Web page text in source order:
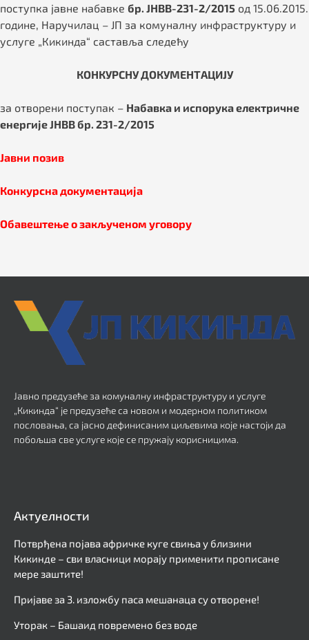
поступка јавне набавке бр. ЈНВВ-231-2/2015 од 15.06.2015.
године, Наручилац – ЈП за комуналну инфраструктуру и
услуге „Кикинда“ саставља следећу
КОНКУРСНУ ДОКУМЕНТАЦИЈУ
за отворени поступак – Набавка и испорука електричне
енергије ЈНВВ бр. 231-2/2015
Јавни позив
Конкурсна документација
Обавештење о закљученом уговору
Јавно предузеће за комуналну инфраструктуру и услуге
„Кикинда“ је предузеће са новом и модерном политиком
пословања, са јасно дефинисаним циљевима које настоји да
побољша све услуге које се пружају корисницима.
Актуелности
Потврђена појава афричке куге свиња у близини
Кикинде – сви власници морају применити прописане
мере заштите!
Пријаве за 3. изложбу паса мешанаца су отворене!
Уторак – Башаид повремено без воде